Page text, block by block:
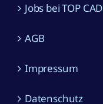
Jobs bei TOP CAD
AGB
Impressum
Datenschutz